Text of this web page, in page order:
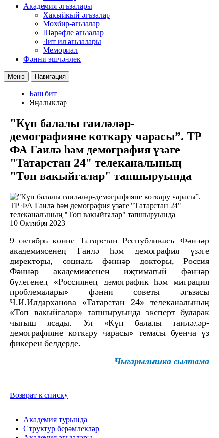
Академия әгъзалары
Хакыйкый әгъзалар
Мөхбир-әгьзалар
Шәрәфле әгьзалар
Чит ил әгьзалары
Мемориал
Фәнни эшчәнлек
Меню Навигация
Баш бит
Яңалыклар
"Күп балалы гаиләләр-
демографияне коткару чарасы”. ТР
ФА Гаилә һәм демография үзәге
"Татарстан 24" телеканалының
"Төп вакыйгалар" тапшыруында
10 Октября 2023
9 октябрь көнне Татарстан Республикасы Фәннәр
академиясенең Гаилә һәм демография үзәге
директоры, социаль фәннәр докторы, Россия
Фәннәр академиясенең иҗтимагый фәннәр
бүлегенең «Россиянең демографик һәм миграция
проблемалары» фәнни советы әгъзасы
Ч.И.Илдарханова «Татарстан 24» телеканалының
«Төп вакыйгалар» тапшыруында эксперт буларак
чыгыш ясады. Ул «Күп балалы гаиләләр-
демографияне коткару чарасы» темасы буенча үз
фикерен белдерде.
Чыгарылышка сылтама
Возврат к списку
Академия турында
Структур берәмлекләр